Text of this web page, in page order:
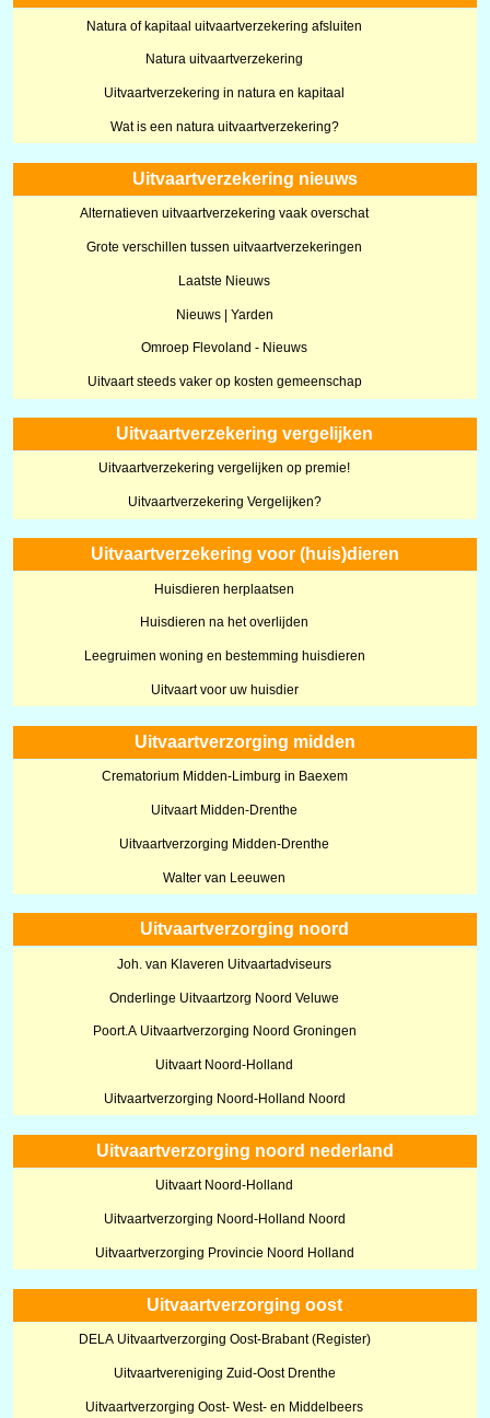
Natura of kapitaal uitvaartverzekering afsluiten
Natura uitvaartverzekering
Uitvaartverzekering in natura en kapitaal
Wat is een natura uitvaartverzekering?
Uitvaartverzekering nieuws
Alternatieven uitvaartverzekering vaak overschat
Grote verschillen tussen uitvaartverzekeringen
Laatste Nieuws
Nieuws | Yarden
Omroep Flevoland - Nieuws
Uitvaart steeds vaker op kosten gemeenschap
Uitvaartverzekering vergelijken
Uitvaartverzekering vergelijken op premie!
Uitvaartverzekering Vergelijken?
Uitvaartverzekering voor (huis)dieren
Huisdieren herplaatsen
Huisdieren na het overlijden
Leegruimen woning en bestemming huisdieren
Uitvaart voor uw huisdier
Uitvaartverzorging midden
Crematorium Midden-Limburg in Baexem
Uitvaart Midden-Drenthe
Uitvaartverzorging Midden-Drenthe
Walter van Leeuwen
Uitvaartverzorging noord
Joh. van Klaveren Uitvaartadviseurs
Onderlinge Uitvaartzorg Noord Veluwe
Poort.A Uitvaartverzorging Noord Groningen
Uitvaart Noord-Holland
Uitvaartverzorging Noord-Holland Noord
Uitvaartverzorging noord nederland
Uitvaart Noord-Holland
Uitvaartverzorging Noord-Holland Noord
Uitvaartverzorging Provincie Noord Holland
Uitvaartverzorging oost
DELA Uitvaartverzorging Oost-Brabant (Register)
Uitvaartvereniging Zuid-Oost Drenthe
Uitvaartverzorging Oost- West- en Middelbeers